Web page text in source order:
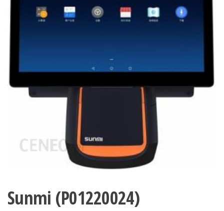
Sunmi (P01220024)